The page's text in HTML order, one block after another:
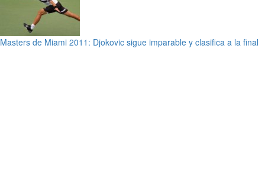
Masters de Miami 2011: Djokovic sigue imparable y clasifica a la final